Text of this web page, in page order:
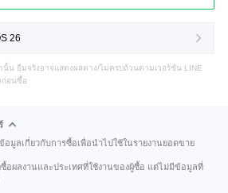
26
น ธีมจริงอาจแสดงผลต่าง/ไม่ครบถ้วนตามเวอร์ชัน LINE
ก่อนซื้อ
อมูลเกี่ยวกับการซื้อเพื่อนำไปใช้ในรายงานยอดขาย
อผลงานและประเทศที่ใช้งานของผู้ซื้อ แต่ไม่มีข้อมูลที่